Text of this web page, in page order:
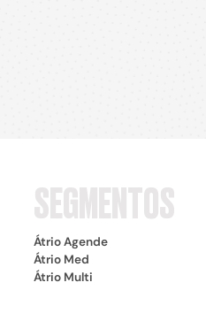
SEGMENTOS
Átrio Agende
Átrio Med
Átrio Multi